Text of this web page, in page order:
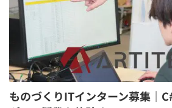
ものづくりITインターン募集｜